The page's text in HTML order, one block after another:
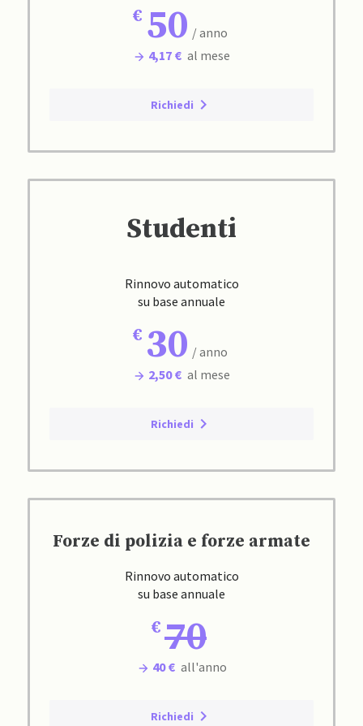
50 / anno
4,17 € al mese
Richiedi
Studenti
Rinnovo automatico
su base annuale
30 / anno
2,50 € al mese
Richiedi
Forze di polizia e forze armate
Rinnovo automatico
su base annuale
70
40 € all'anno
Richiedi